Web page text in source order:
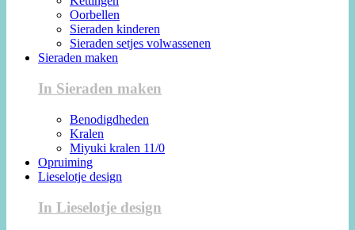
Oorbellen
Sieraden kinderen
Sieraden setjes volwassenen
Sieraden maken
In Sieraden maken
Benodigdheden
Kralen
Miyuki kralen 11/0
Opruiming
Lieselotje design
In Lieselotje design